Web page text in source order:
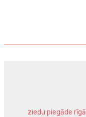
ziedu piegāde rīgā